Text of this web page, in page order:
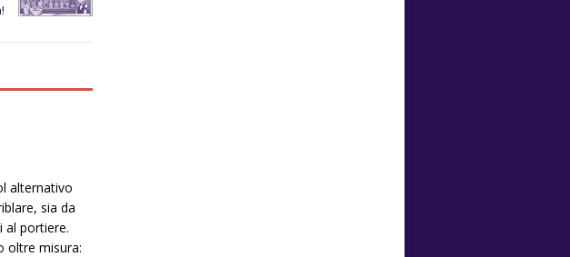
alternativo
sia da
al portiere.
oltre misura: